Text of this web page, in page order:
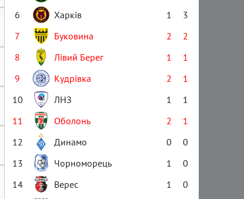
6
Харків 1
3
7
Буковина 2
2
8
Лівий Берег 1
1
9
Кудрівка 2
1
10
ЛНЗ 1
1
11
Оболонь 2
1
12
Динамо 0
0
13
Чорноморець 1
0
14
Верес 1
0